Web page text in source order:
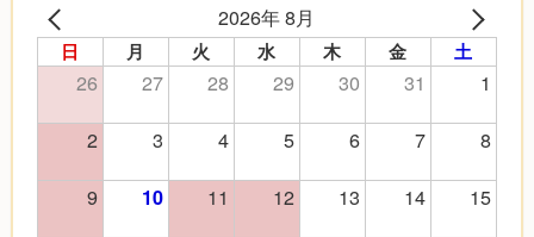
2026年 8月
日 月 火 水 木 金 土
26 27 28 29 30 31
1
2
3 4 5 6 7
8
9
10 11 12 13 14
15